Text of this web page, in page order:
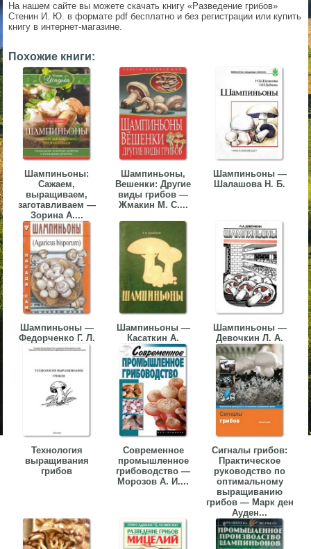
На нашем сайте вы можете скачать книгу «Разведение грибов»
Стенин И. Ю. в формате pdf бесплатно и без регистрации или купить
книгу в интернет-магазине.
Похожие книги:
Шампиньоны:
Сажаем,
выращиваем,
заготавливаем —
Зорина А....
Шампиньоны,
Вешенки: Другие
виды грибов —
Жмакин М. С....
Шампиньоны —
Шалашова Н. Б.
Шампиньоны —
Федорченко Г. Л.
Шампиньоны —
Касаткин А.
Шампиньоны —
Девочкин Л. А.
Технология
выращивания
грибов
Современное
промышленное
грибоводство —
Морозов А. И....
Сигналы грибов:
Практическое
руководство по
оптимальному
выращиванию
грибов — Марк ден
Ауден...
▼
▼